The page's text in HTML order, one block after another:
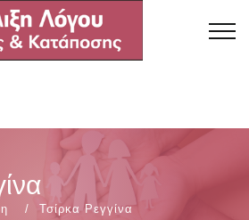
Τσίρκα Ρεγγίνα